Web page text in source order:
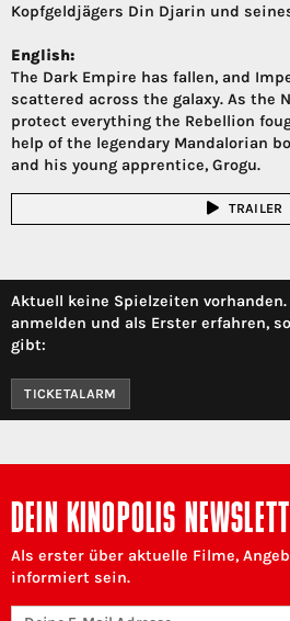
Kopfgeldjägers Din Djarin und
English:
The Dark Empire has fallen, and
scattered across the galaxy. As the
protect everything the Rebellion
help of the legendary Mandalorian
and his young apprentice, Grogu.
TRAILER
Aktuell keine Spielzeiten
anmelden und als Erster erfahren,
gibt:
TICKETALARM
DEIN KINOPOLIS
Als erster über aktuelle Filme,
informiert sein.